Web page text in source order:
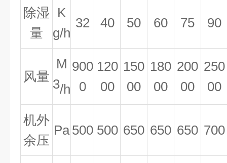
除湿
量
K
g/h
32 40 50 60 75 90
风量
M
3/h
900
0
120
00
150
00
180
00
200
00
250
00
机外
余压
Pa 500 500 650 650 650 700